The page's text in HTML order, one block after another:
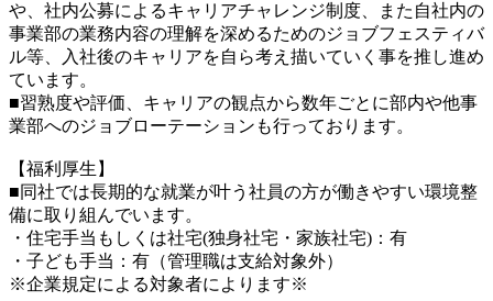
や、社内公募によるキャリアチャレンジ制度、また自社内の
事業部の業務内容の理解を深めるためのジョブフェスティバ
ル等、入社後のキャリアを自ら考え描いていく事を推し進め
ています。
■習熟度や評価、キャリアの観点から数年ごとに部内や他事
業部へのジョブローテーションも行っております。
【福利厚生】
■同社では長期的な就業が叶う社員の方が働きやすい環境整
備に取り組んでいます。
・住宅手当もしくは社宅(独身社宅・家族社宅)：有
・子ども手当：有（管理職は支給対象外）
※企業規定による対象者によります※